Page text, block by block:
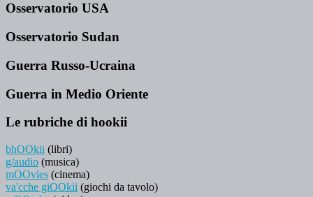
Osservatorio USA
Osservatorio Sudan
Guerra Russo-Ucraina
Guerra in Medio Oriente
Le rubriche di hookii
bhOOkii (libri)
g/audio (musica)
mOOvies (cinema)
va'cche giOOkii (giochi da tavolo)